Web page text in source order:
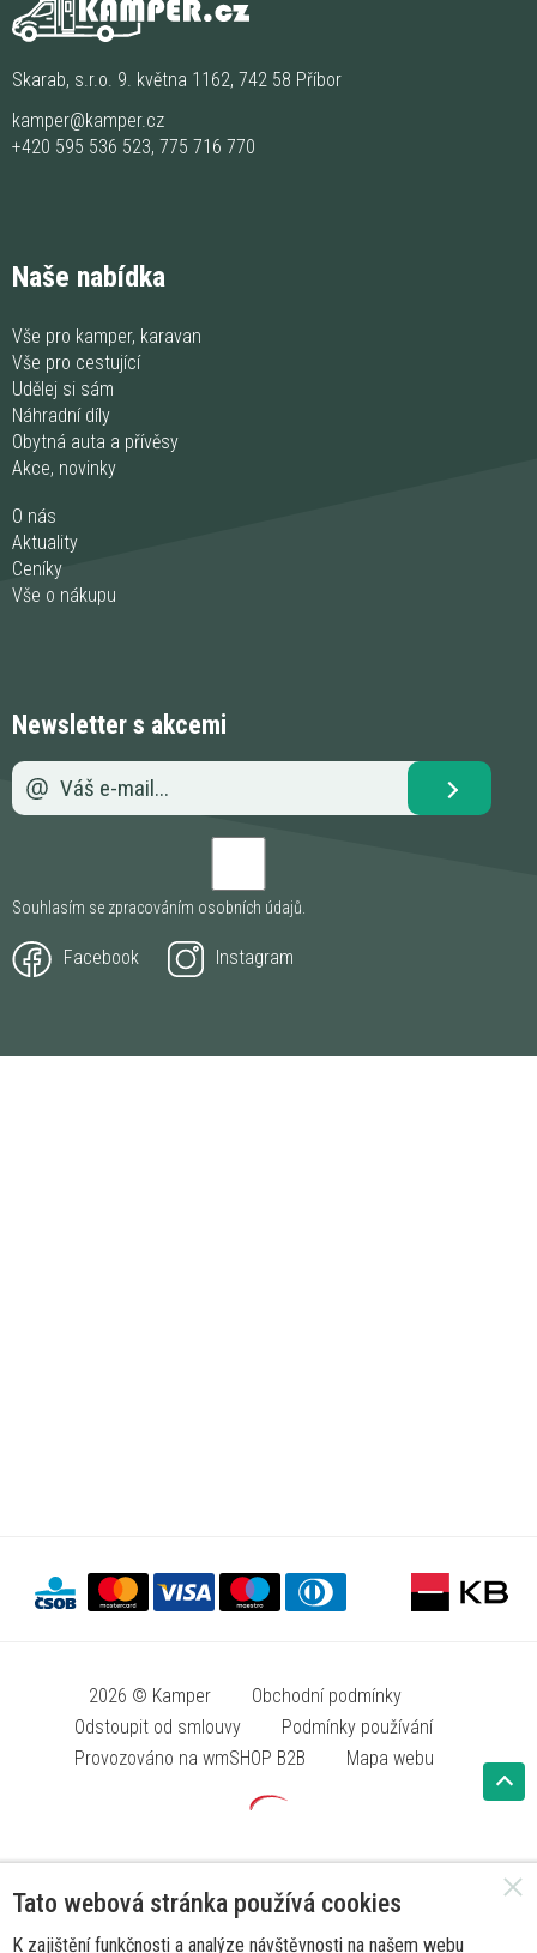
Skarab, s.r.o. 9. května 1162, 742 58 Příbor
kamper@kamper.cz
+420 595 536 523, 775 716 770
Naše nabídka
Vše pro kamper, karavan
Vše pro cestující
Udělej si sám
Náhradní díly
Obytná auta a přívěsy
Akce, novinky
O nás
Aktuality
Ceníky
Vše o nákupu
Newsletter s akcemi
Souhlasím se zpracováním osobních údajů.
Facebook Instagram
2026 © Kamper
Obchodní podmínky
Odstoupit od smlouvy
Podmínky používání
Provozováno na wmSHOP B2B
Mapa webu
Tato webová stránka používá cookies
K zajištění funkčnosti a analýze návštěvnosti na našem webu